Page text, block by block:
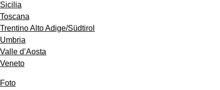
Sicilia
Toscana
Trentino Alto Adige/Südtirol
Umbria
Valle d’Aosta
Veneto
Foto